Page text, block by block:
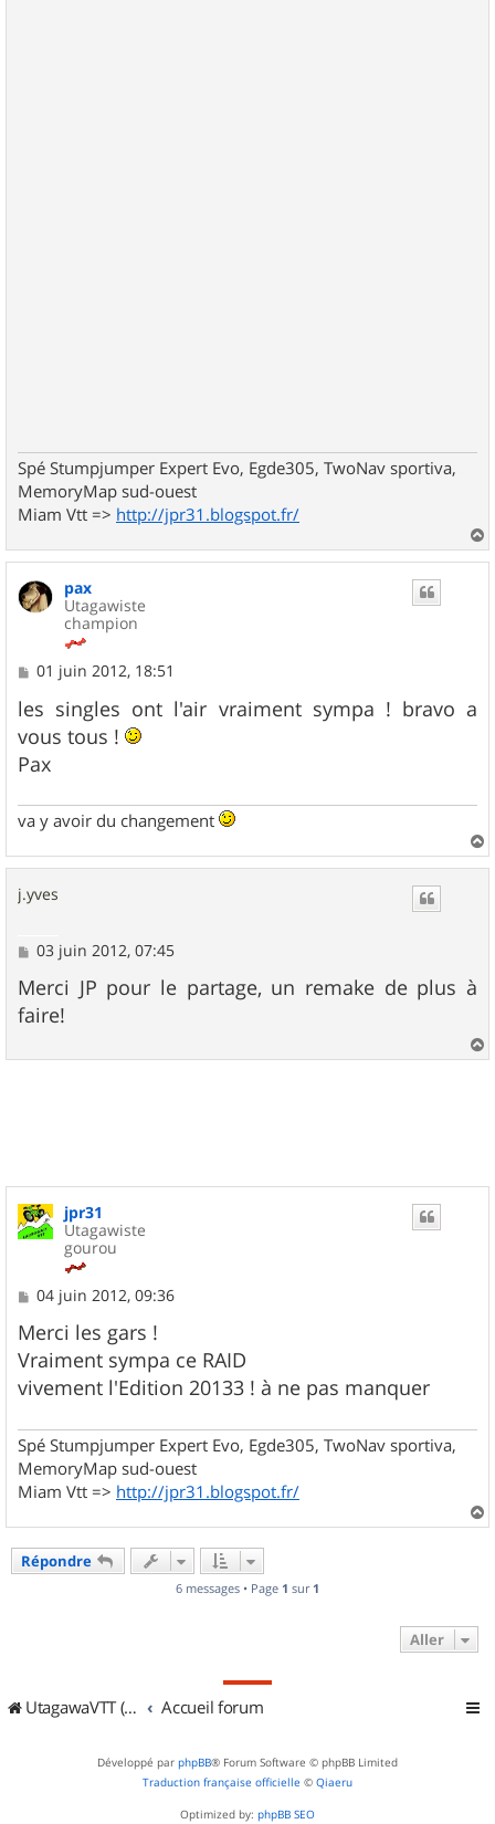
Spé Stumpjumper Expert Evo, Egde305, TwoNav sportiva,
MemoryMap sud-ouest
Miam Vtt => http://jpr31.blogspot.fr/
a
pax
Utagawiste
champion
M
s
s
a
g
e
01 juin 2012, 18:51
les singles ont l'air vraiment sympa ! bravo a
vous tous !
Pax
va y avoir du changement
a
j.yves
M
s
s
a
e
03 juin 2012, 07:45
Merci JP pour le partage, un remake de plus à
faire!
a
jpr31
Utagawiste
gourou
M
s
s
a
g
e
04 juin 2012, 09:36
Merci les gars !
Vraiment sympa ce RAID
vivement l'Edition 20133 ! à ne pas manquer
Spé Stumpjumper Expert Evo, Egde305, TwoNav sportiva,
MemoryMap sud-ouest
Miam Vtt => http://jpr31.blogspot.fr/
a
Répondre
6 messages • Page 1 sur 1
Aller
UtagawaVTT (Randos VTT et VTTAE avec traces GPS) Accueil forum
Développé par phpBB® Forum Software © phpBB Limited
Traduction française officielle © Qiaeru
Optimized by: phpBB SEO